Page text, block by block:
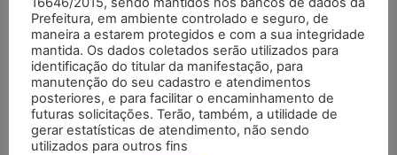
Prefeitura, em ambiente controlado e seguro, de
maneira a estarem protegidos e com a sua integridade
mantida. Os dados coletados serão utilizados para
identificação do titular da manifestação, para
manutenção do seu cadastro e atendimentos
posteriores, e para facilitar o encaminhamento de
futuras solicitações. Terão, também, a utilidade de
gerar estatísticas de atendimento, não sendo
utilizados para outros fins